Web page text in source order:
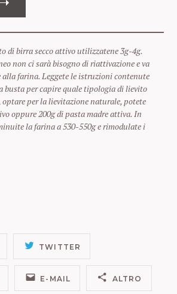
di birra secco attivo utilizzatene 3g-4g.
non ci sarà bisogno di riattivazione e va
farina. Leggete le istruzioni contenute
busta per capire quale tipologia di lievito
optare per la lievitazione naturale, potete
oppure 200g di pasta madre attiva. In
la farina a 530-550g e rimodulate i
TWITTER
E-MAIL ALTRO